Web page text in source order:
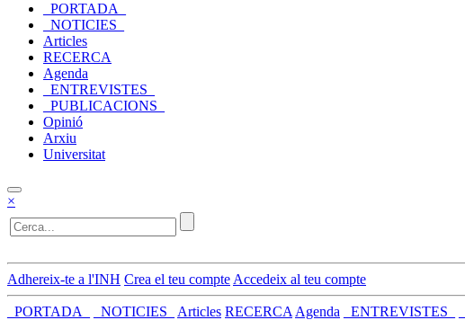
_PORTADA_
_NOTICIES_
Articles
RECERCA
Agenda
_ENTREVISTES_
_PUBLICACIONS_
Opinió
Arxiu
Universitat
×
Adhereix-te a l'INH Crea el teu compte Accedeix al teu compte
_PORTADA_ _NOTICIES_ Articles RECERCA Agenda _ENTREVISTES_